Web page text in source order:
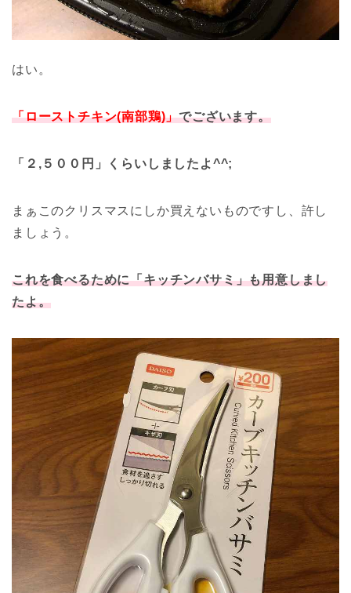
はい。
「ローストチキン(南部鶏)」でございます。
「２,５００円」くらいしましたよ^^;
まぁこのクリスマスにしか買えないものですし、許し
ましょう。
これを食べるために「キッチンバサミ」も用意しまし
たよ。